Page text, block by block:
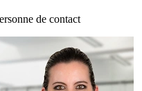
de contact